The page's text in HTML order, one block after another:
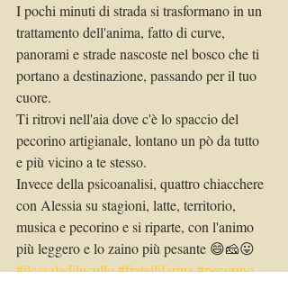
I pochi minuti di strada si trasformano in un
trattamento dell'anima, fatto di curve,
panorami e strade nascoste nel bosco che ti
portano a destinazione, passando per il tuo
cuore.
Ti ritrovi nell'aia dove c'è lo spaccio del
pecorino artigianale, lontano un pò da tutto
e più vicino a te stesso.
Invece della psicoanalisi, quattro chiacchere
con Alessia su stagioni, latte, territorio,
musica e pecorino e si riparte, con l'animo
più leggero e lo zaino più pesante 😄🧀😛
#ilcasaledilucullo#fratellifarina#pecorino